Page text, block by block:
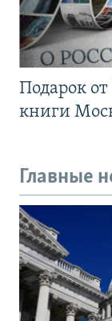
Подарок
книги
Главные